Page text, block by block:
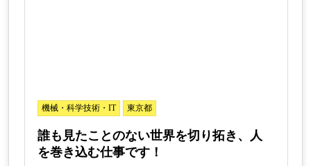
機械・科学技術・IT 東京都
誰も見たことのない世界を切り拓き、人
を巻き込む仕事です！